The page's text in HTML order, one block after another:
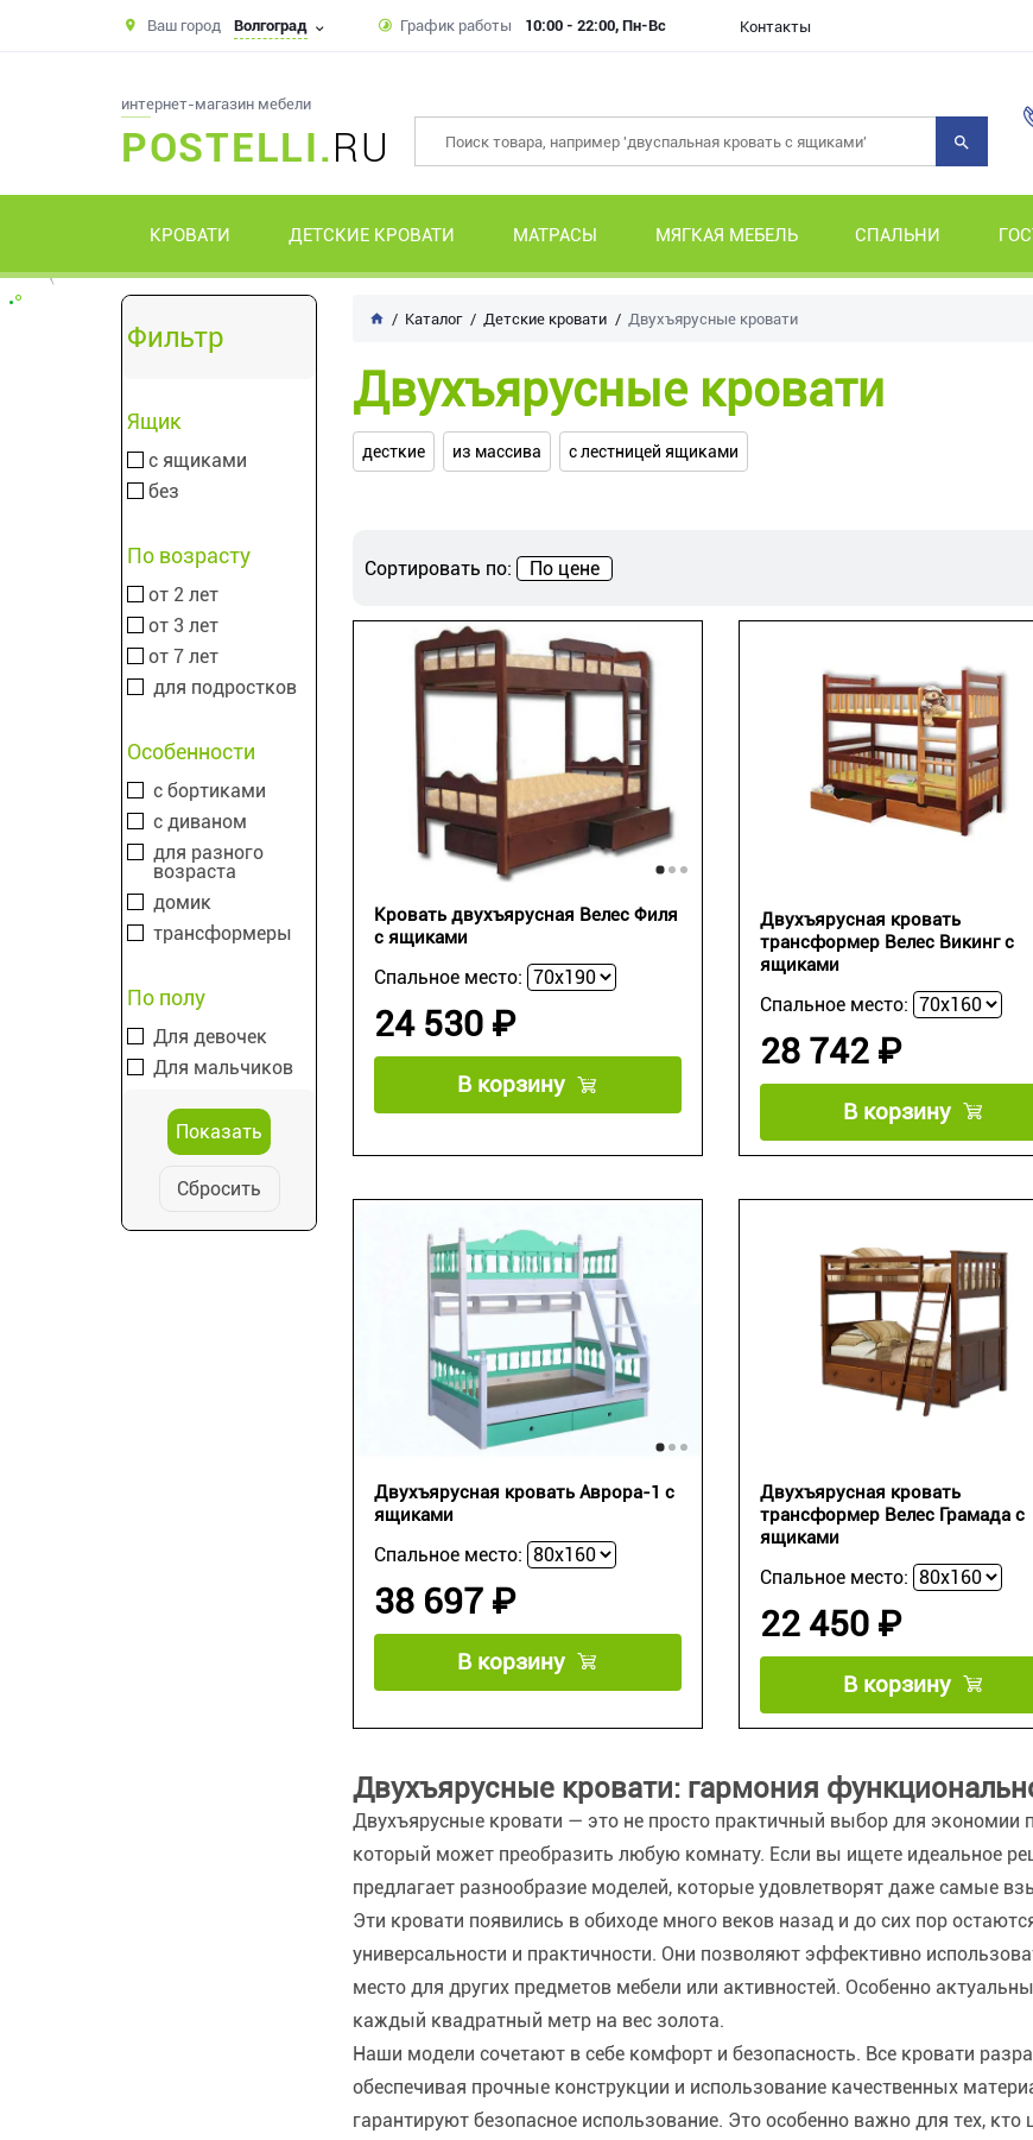
Ваш город Волгоград График работы 10:00 - 22:00, Пн-Вс Контакты
интернет-магазин мебели
POSTELLI.RU
КРОВАТИ ДЕТСКИЕ КРОВАТИ МАТРАСЫ МЯГКАЯ МЕБЕЛЬ СПАЛЬНИ
Фильтр
Ящик
с ящиками
без
По возрасту
от 2 лет
от 3 лет
от 7 лет
для подростков
Особенности
с бортиками
с диваном
для разного
возраста
домик
трансформеры
По полу
Для девочек
Для мальчиков
Сбросить
Каталог Детские кровати Двухъярусные кровати
Двухъярусные кровати
десткие из массива с лестницей ящиками
Сортировать по: По цене
Кровать двухъярусная Велес Филя
с ящиками
Спальное место:
24 530 ₽
В корзину
Двухъярусная кровать
трансформер Велес Викинг с
ящиками
Спальное место:
28 742 ₽
В корзину
Двухъярусная кровать Аврора-1 с
ящиками
Спальное место:
38 697 ₽
В корзину
Двухъярусная кровать
трансформер Велес Грамада с
ящиками
Спальное место:
22 450 ₽
В корзину
Двухъярусные кровати: гармония
Двухъярусные кровати — это не просто практичный выбор для экономии
который может преобразить любую комнату. Если вы ищете идеальное
предлагает разнообразие моделей, которые удовлетворят даже самые
Эти кровати появились в обиходе много веков назад и до сих пор
универсальности и практичности. Они позволяют эффективно
место для других предметов мебели или активностей. Особенно
каждый квадратный метр на вес золота.
Наши модели сочетают в себе комфорт и безопасность. Все кровати
обеспечивая прочные конструкции и использование качественных
гарантируют безопасное использование. Это особенно важно для тех,